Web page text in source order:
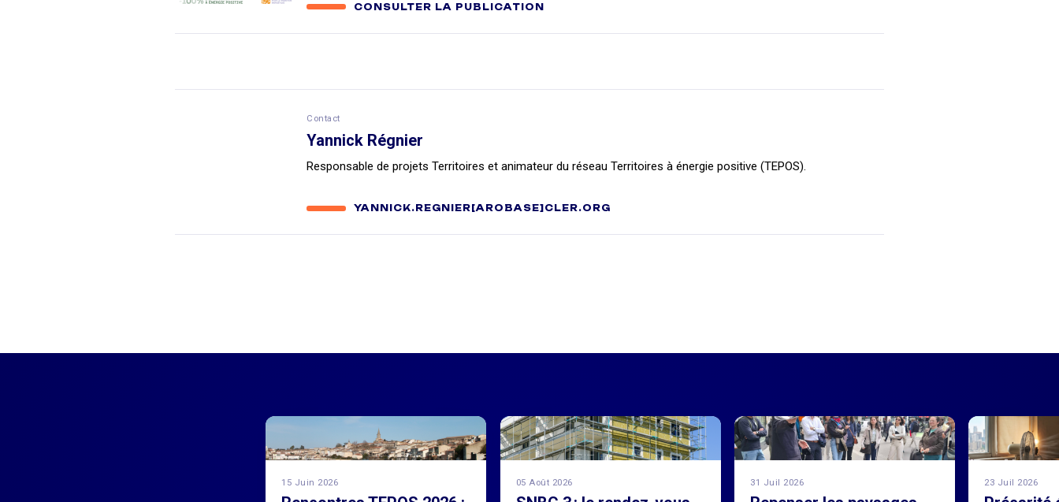
CONSULTER LA PUBLICATION
Contact
Yannick Régnier
Responsable de projets Territoires et animateur du réseau Territoires à énergie positive (TEPOS).
YANNICK.REGNIER[AROBASE]CLER.ORG
15 Juin 2026 05 Août 2026 31 Juil 2026 23 Juil 2026